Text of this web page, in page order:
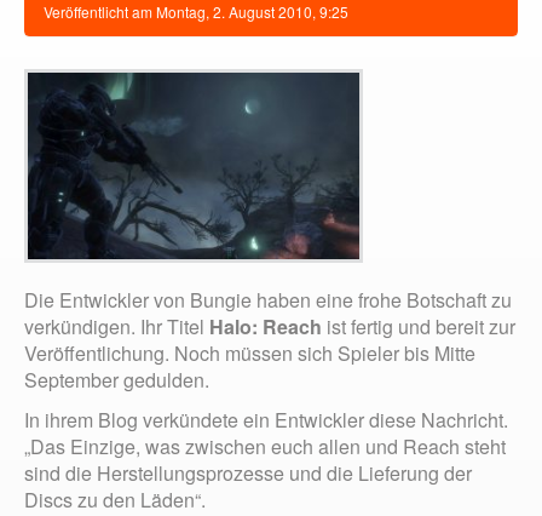
Veröffentlicht amMontag, 2. August 2010, 9:25
Die Entwickler von Bungie haben eine frohe Botschaft zu
verkündigen. Ihr Titel Halo: Reach ist fertig und bereit zur
Veröffentlichung. Noch müssen sich Spieler bis Mitte
September gedulden.
In ihrem Blog verkündete ein Entwickler diese Nachricht.
„Das Einzige, was zwischen euch allen und Reach steht
sind die Herstellungsprozesse und die Lieferung der
Discs zu den Läden“.